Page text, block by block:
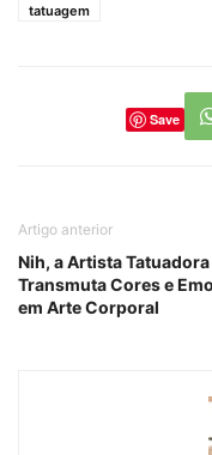
tatuagem
Save
Artigo anterior
Nih, a Artista
Transmuta Cores e
em Arte Corporal